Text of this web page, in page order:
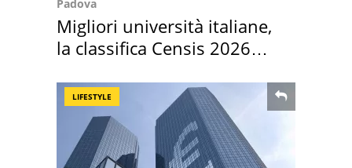
Padova
Migliori università italiane,
la classifica Censis 2026
LIFESTYLE